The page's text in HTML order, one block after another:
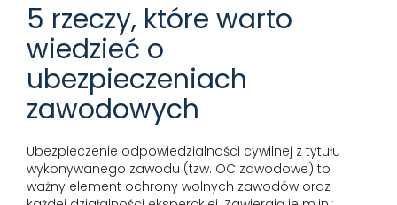
5 rzeczy, które warto
wiedzieć o
ubezpieczeniach
zawodowych
Ubezpieczenie odpowiedzialności cywilnej z tytułu
wykonywanego zawodu (tzw. OC zawodowe) to
ważny element ochrony wolnych zawodów oraz